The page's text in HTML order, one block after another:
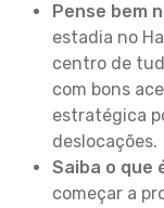
Pense bem
estadia no
centro de
com bons
estratégica
deslocações.
Saiba o que
começar a